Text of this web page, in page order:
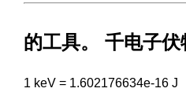
的工具。 千电子
1 keV = 1.602176634e-16 J